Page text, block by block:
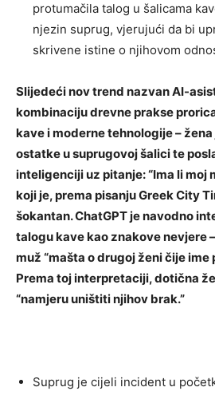
protumačila talog u šalicama
njezin suprug, vjerujući da bi
skrivene istine o njihovom
Slijedeći nov trend nazvan AI-
kombinaciju drevne prakse
kave i moderne tehnologije –
ostatke u suprugovoj šalici te
inteligenciji uz pitanje: “Ima li moj
koji je, prema pisanju Greek City
šokantan. ChatGPT je navodno
talogu kave kao znakove nevjere
muž “mašta o drugoj ženi čije ime
Prema toj interpretaciji, dotična
“namjeru uništiti njihov brak.”
Suprug je cijeli incident u